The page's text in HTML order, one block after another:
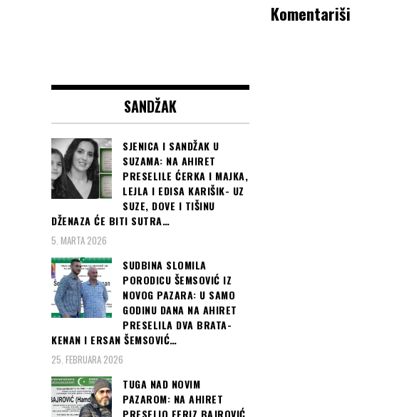
Komentariši
SANDŽAK
SJENICA I SANDŽAK U
SUZAMA: NA AHIRET
PRESELILE ĆERKA I MAJKA,
LEJLA I EDISA KARIŠIK- UZ
SUZE, DOVE I TIŠINU
DŽENAZA ĆE BITI SUTRA…
5. MARTA 2026
SUDBINA SLOMILA
PORODICU ŠEMSOVIĆ IZ
NOVOG PAZARA: U SAMO
GODINU DANA NA AHIRET
PRESELILA DVA BRATA-
KENAN I ERSAN ŠEMSOVIĆ…
25. FEBRUARA 2026
TUGA NAD NOVIM
PAZAROM: NA AHIRET